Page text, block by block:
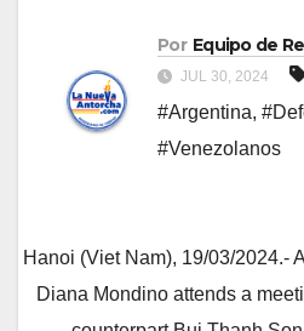
Por Equipo de
JUL 30, 2024
#Argentina,
#Venezolanos
Hanoi (Viet Nam), 19/03/2024.-
Diana Mondino attends a